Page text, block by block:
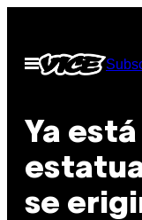
contenido
Abrir
Menú
Ya
se